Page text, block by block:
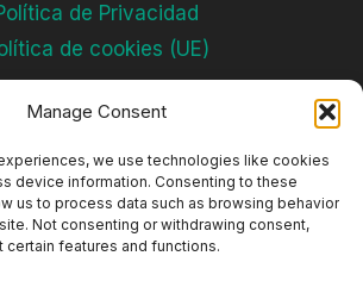
Manage Consent
we use technologies like cookies
device information. Consenting to these
us to process data such as browsing behavior
Not consenting or withdrawing consent,
features and functions.
de Privacidad
de cookies (UE)
Subscríbete